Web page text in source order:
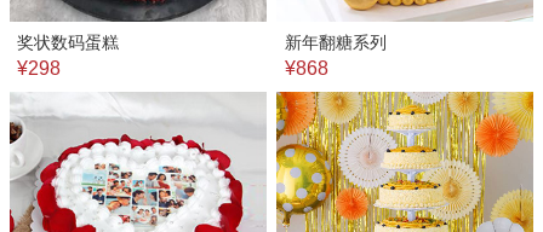
奖状数码蛋糕
¥298
新年翻糖系列
¥868